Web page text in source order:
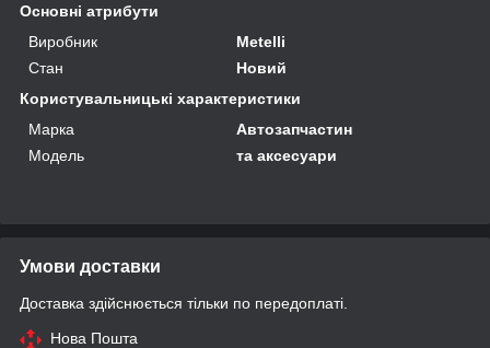
Основні атрибути
Виробник
Metelli
Стан
Новий
Користувальницькі характеристики
Марка
Автозапчастин
Мoдель
та аксесуари
Умови доставки
Доставка здійснюється тільки по передоплаті.
Нова Пошта